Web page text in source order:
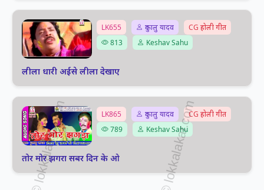
LK655 दुकालु यादव
CG होली गीत
813
Keshav Sahu
लीला धारी अईसे लीला देखाए
LK865 दुकालु यादव
CG होली गीत
789
Keshav Sahu
तोर मोर झगरा सबर दिन के ओ